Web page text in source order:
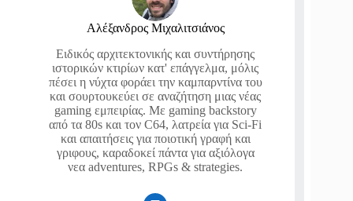
Αλέξανδρος Μιχαλιτσιάνος
Ειδικός αρχιτεκτονικής και συντήρησης
ιστορικών κτιρίων κατ' επάγγελμα, μόλις
πέσει η νύχτα φοράει την καμπαρντίνα του
και σουρτουκεύει σε αναζήτηση μιας νέας
gaming εμπειρίας. Με gaming backstory
από τα 80s και τον C64, λατρεία για Sci-Fi
και απαιτήσεις για ποιοτική γραφή και
γριφους, καραδοκεί πάντα για αξιόλογα
νεα adventures, RPGs & strategies.